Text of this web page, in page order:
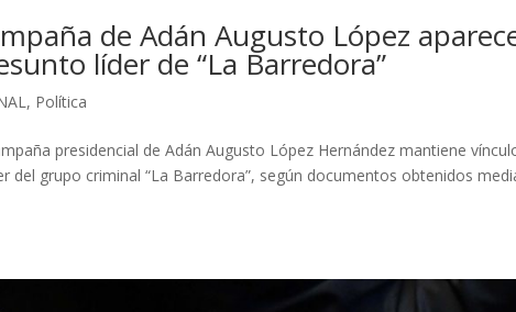
de Adán Augusto López
líder de “La Barredora”
, Política
presidencial de Adán Augusto López Hernández mantiene
del grupo criminal “La Barredora”, según documentos obtenidos